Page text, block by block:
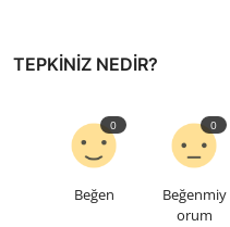
TEPKINIZ NEDIR?
Beğen
0
Beğenmiy
orum
0